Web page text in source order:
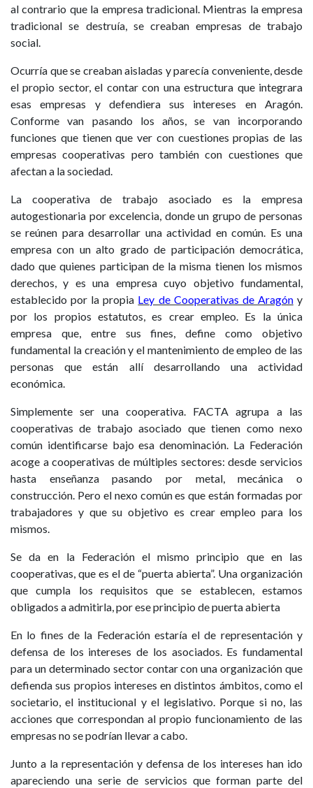
al contrario que la empresa tradicional. Mientras la empresa
tradicional se destruía, se creaban empresas de trabajo
social.
Ocurría que se creaban aisladas y parecía conveniente, desde
el propio sector, el contar con una estructura que integrara
esas empresas y defendiera sus intereses en Aragón.
Conforme van pasando los años, se van incorporando
funciones que tienen que ver con cuestiones propias de las
empresas cooperativas pero también con cuestiones que
afectan a la sociedad.
La cooperativa de trabajo asociado es la empresa
autogestionaria por excelencia, donde un grupo de personas
se reúnen para desarrollar una actividad en común. Es una
empresa con un alto grado de participación democrática,
dado que quienes participan de la misma tienen los mismos
derechos, y es una empresa cuyo objetivo fundamental,
establecido por la propia Ley de Cooperativas de Aragóny
por los propios estatutos, es crear empleo. Es la única
empresa que, entre sus fines, define como objetivo
fundamental la creación y el mantenimiento de empleo de las
personas que están allí desarrollando una actividad
económica.
Simplemente ser una cooperativa. FACTA agrupa a las
cooperativas de trabajo asociado que tienen como nexo
común identificarse bajo esa denominación. La Federación
acoge a cooperativas de múltiples sectores: desde servicios
hasta enseñanza pasando por metal, mecánica o
construcción. Pero el nexo común es que están formadas por
trabajadores y que su objetivo es crear empleo para los
mismos.
Se da en la Federación el mismo principio que en las
cooperativas, que es el de “puerta abierta”. Una organización
que cumpla los requisitos que se establecen, estamos
obligados a admitirla, por ese principio de puerta abierta
En lo fines de la Federación estaría el de representación y
defensa de los intereses de los asociados. Es fundamental
para un determinado sector contar con una organización que
defienda sus propios intereses en distintos ámbitos, como el
societario, el institucional y el legislativo. Porque si no, las
acciones que correspondan al propio funcionamiento de las
empresas no se podrían llevar a cabo.
Junto a la representación y defensa de los intereses han ido
apareciendo una serie de servicios que forman parte del